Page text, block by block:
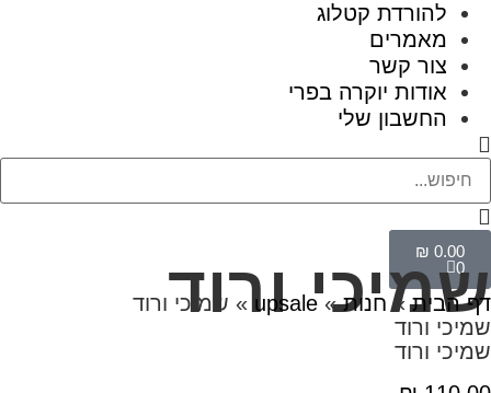
להורדת קטלוג
מאמרים
צור קשר
אודות יוקרה בפרי
החשבון שלי
₪ 0.00
0
שמיכי ורוד
דף הבית»חנות»
upsale
» שמיכי ורוד
שמיכי ורוד
שמיכי ורוד